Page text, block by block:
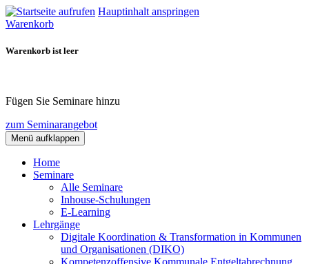
Hauptinhalt anspringen
Warenkorb
Warenkorb ist leer
Fügen Sie Seminare hinzu
zum Seminarangebot
Menü aufklappen
Home
Seminare
Alle Seminare
Inhouse-Schulungen
E-Learning
Lehrgänge
Digitale Koordination & Transformation in Kommunen
und Organisationen (DIKO)